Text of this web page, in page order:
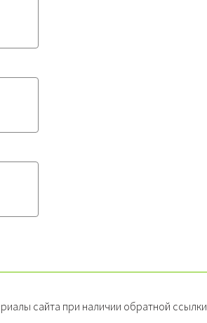
сайта при наличии обратной ссылки.